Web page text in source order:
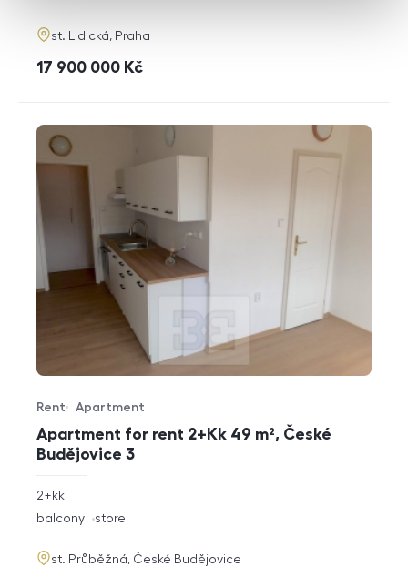
adresa
st. Lidická, Praha
cena
17 900 000 Kč
Apartment for rent 2+Kk 49 m², České
Budějovice 3
Offer type
Rent
Property type
Apartment
rozměry
disposition
2+kk
funkce
balcony store
adresa
st. Průběžná, České Budějovice